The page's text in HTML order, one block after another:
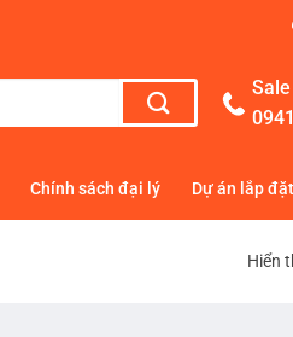
Sale
Chính sách đại lý Dự án lắp đặt
Hiển